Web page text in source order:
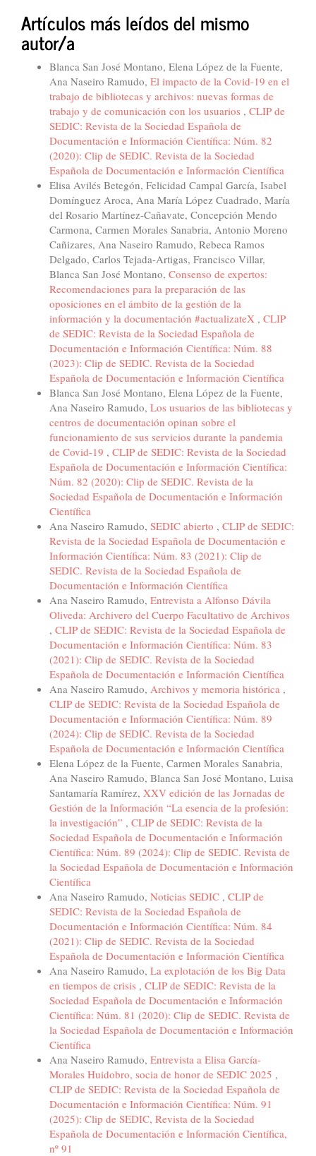
Artículos más leídos del mismo
autor/a
Blanca San José Montano, Elena López de la Fuente,
Ana Naseiro Ramudo, El impacto de la Covid-19 en el
trabajo de bibliotecas y archivos: nuevas formas de
trabajo y de comunicación con los usuarios , CLIP de
SEDIC: Revista de la Sociedad Española de
Documentación e Información Científica: Núm. 82
(2020): Clip de SEDIC. Revista de la Sociedad
Española de Documentación e Información Científica
Elisa Avilés Betegón, Felicidad Campal García, Isabel
Domínguez Aroca, Ana María López Cuadrado, María
del Rosario Martínez-Cañavate, Concepción Mendo
Carmona, Carmen Morales Sanabria, Antonio Moreno
Cañizares, Ana Naseiro Ramudo, Rebeca Ramos
Delgado, Carlos Tejada-Artigas, Francisco Villar,
Blanca San José Montano, Consenso de expertos:
Recomendaciones para la preparación de las
oposiciones en el ámbito de la gestión de la
información y la documentación #actualizateX , CLIP
de SEDIC: Revista de la Sociedad Española de
Documentación e Información Científica: Núm. 88
(2023): Clip de SEDIC. Revista de la Sociedad
Española de Documentación e Información Científica
Blanca San José Montano, Elena López de la Fuente,
Ana Naseiro Ramudo, Los usuarios de las bibliotecas y
centros de documentación opinan sobre el
funcionamiento de sus servicios durante la pandemia
de Covid-19 , CLIP de SEDIC: Revista de la Sociedad
Española de Documentación e Información Científica:
Núm. 82 (2020): Clip de SEDIC. Revista de la
Sociedad Española de Documentación e Información
Científica
Ana Naseiro Ramudo, SEDIC abierto , CLIP de SEDIC:
Revista de la Sociedad Española de Documentación e
Información Científica: Núm. 83 (2021): Clip de
SEDIC. Revista de la Sociedad Española de
Documentación e Información Científica
Ana Naseiro Ramudo, Entrevista a Alfonso Dávila
Oliveda: Archivero del Cuerpo Facultativo de Archivos
, CLIP de SEDIC: Revista de la Sociedad Española de
Documentación e Información Científica: Núm. 83
(2021): Clip de SEDIC. Revista de la Sociedad
Española de Documentación e Información Científica
Ana Naseiro Ramudo, Archivos y memoria histórica ,
CLIP de SEDIC: Revista de la Sociedad Española de
Documentación e Información Científica: Núm. 89
(2024): Clip de SEDIC. Revista de la Sociedad
Española de Documentación e Información Científica
Elena López de la Fuente, Carmen Morales Sanabria,
Ana Naseiro Ramudo, Blanca San José Montano, Luisa
Santamaría Ramírez, XXV edición de las Jornadas de
Gestión de la Información “La esencia de la profesión:
la investigación” , CLIP de SEDIC: Revista de la
Sociedad Española de Documentación e Información
Científica: Núm. 89 (2024): Clip de SEDIC. Revista de
la Sociedad Española de Documentación e Información
Científica
Ana Naseiro Ramudo, Noticias SEDIC , CLIP de
SEDIC: Revista de la Sociedad Española de
Documentación e Información Científica: Núm. 84
(2021): Clip de SEDIC. Revista de la Sociedad
Española de Documentación e Información Científica
Ana Naseiro Ramudo, La explotación de los Big Data
en tiempos de crisis , CLIP de SEDIC: Revista de la
Sociedad Española de Documentación e Información
Científica: Núm. 81 (2020): Clip de SEDIC. Revista de
la Sociedad Española de Documentación e Información
Científica
Ana Naseiro Ramudo, Entrevista a Elisa García-
Morales Huidobro, socia de honor de SEDIC 2025 ,
CLIP de SEDIC: Revista de la Sociedad Española de
Documentación e Información Científica: Núm. 91
(2025): Clip de SEDIC, Revista de la Sociedad
Española de Documentación e Información Científica,
nº 91